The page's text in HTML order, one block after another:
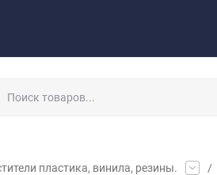
пластика, винила, резины. /